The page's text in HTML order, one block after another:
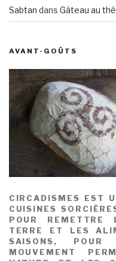
Sabtan dans Gâteau au
AVANT-GOÛTS
CIRCADISMES EST
CUISINES
POUR REMETTRE
TERRE ET LES
SAISONS, POUR
MOUVEMENT